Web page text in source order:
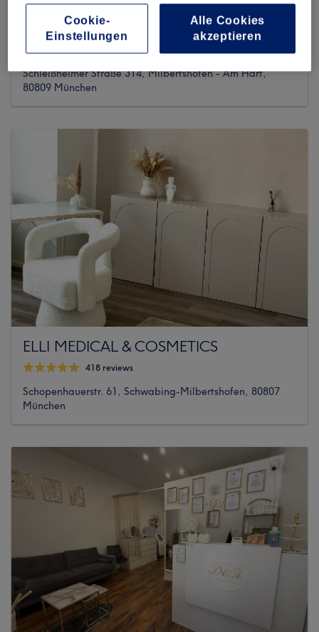
Belmira Aesthetics
Schleißheimer Straße 314, Milbertshofen - Am Hart,
80809 München
ELLI MEDICAL & COSMETICS
418 reviews
Schopenhauerstr. 61, Schwabing-Milbertshofen, 80807
München
Cookie-
Einstellungen
Alle Cookies
akzeptieren